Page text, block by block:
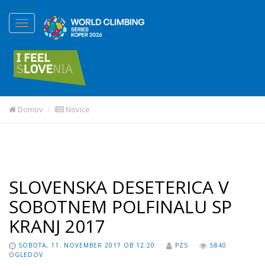
Domov Novice
SLOVENSKA DESETERICA V
SOBOTNEM POLFINALU SP
KRANJ 2017
SOBOTA, 11. NOVEMBER 2017 OB 12:20 PZS
5840
OGLEDOV